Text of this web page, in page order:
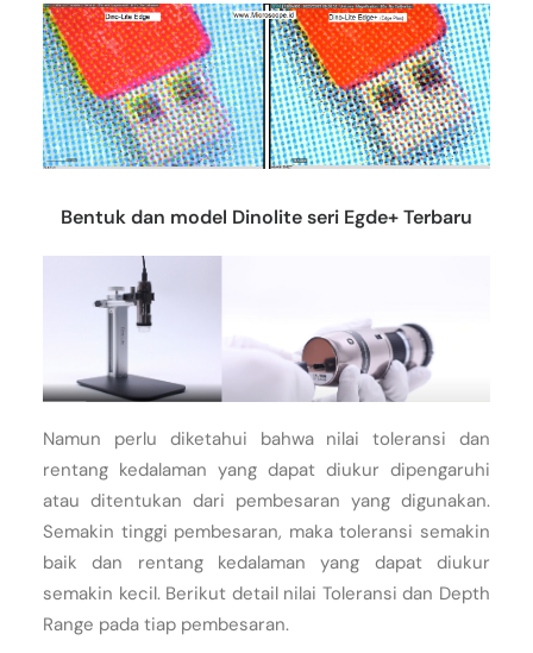
Bentuk dan model Dinolite seri Egde+ Terbaru
Namun perlu diketahui bahwa nilai toleransi dan
rentang kedalaman yang dapat diukur dipengaruhi
atau ditentukan dari pembesaran yang digunakan.
Semakin tinggi pembesaran, maka toleransi semakin
baik dan rentang kedalaman yang dapat diukur
semakin kecil. Berikut detail nilai Toleransi dan Depth
Range pada tiap pembesaran.